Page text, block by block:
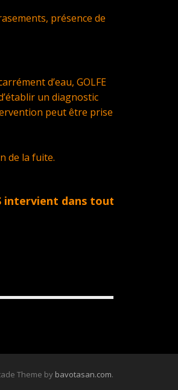
présence de
d’eau, GOLFE
un diagnostic
peut être prise
de la fuite.
dans tout le Golfe de
Theme by bavotasan.com.